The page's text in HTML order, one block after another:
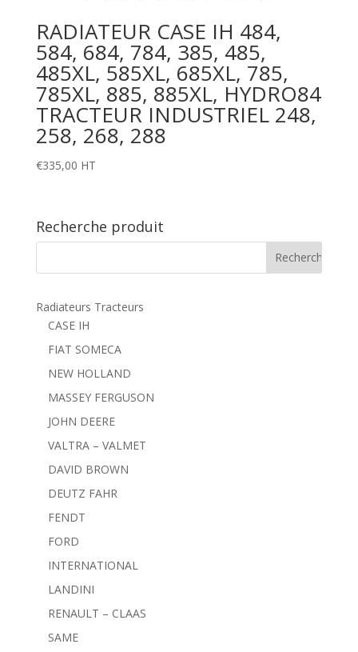
RADIATEUR CASE IH 484,
584, 684, 784, 385, 485,
485XL, 585XL, 685XL, 785,
785XL, 885, 885XL, HYDRO84
TRACTEUR INDUSTRIEL 248,
258, 268, 288
€335,00 HT
Recherche produit
Radiateurs Tracteurs
CASE IH
FIAT SOMECA
NEW HOLLAND
MASSEY FERGUSON
JOHN DEERE
VALTRA – VALMET
DAVID BROWN
DEUTZ FAHR
FENDT
FORD
INTERNATIONAL
LANDINI
RENAULT – CLAAS
SAME